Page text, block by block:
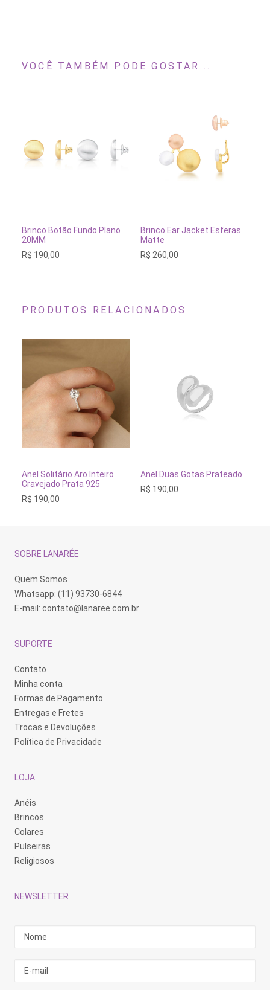
VOCÊ TAMBÉM PODE GOSTAR...
Plano ESGOTADO
Brinco Ear Jacket Esferas
R$
ESGOTADO
Conjunto Colar e Brinco
R$
PRODUTOS RELACIONADOS
VER OPÇÕES
tem
várias
As
na
página
produto
Anel Duas Gotas Prateado
R$ 190,00
VER OPÇÕES
tem
variantes.
Anel em Cerâmica Prata
925
SOBRE LANARÉE
Quem Somos
Whatsapp: (11) 93730-6844
E-mail: contato@lanaree.com.br
SUPORTE
Contato
Minha conta
Formas de Pagamento
Entregas e Fretes
Trocas e Devoluções
Política de Privacidade
LOJA
Anéis
Brincos
Colares
Pulseiras
Religiosos
NEWSLETTER